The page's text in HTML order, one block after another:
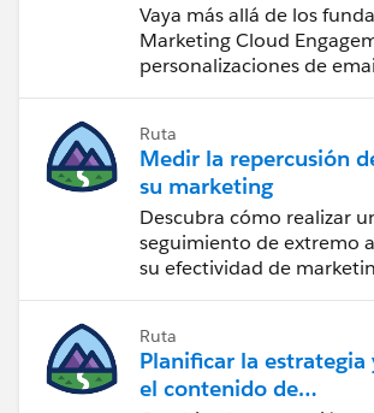
Vaya más allá de los
Marketing Cloud
personalizaciones de
Ruta
Medir la repercusión
su marketing
Descubra cómo realizar
seguimiento de extremo
su efectividad de
Ruta
Planificar la estrategia
el contenido de